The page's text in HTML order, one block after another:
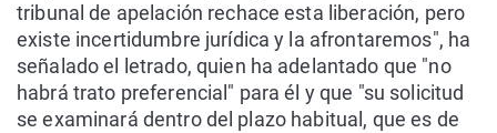
tribunal de apelación rechace esta liberación, pero
existe incertidumbre jurídica y la afrontaremos", ha
señalado el letrado, quien ha adelantado que "no
habrá trato preferencial" para él y que "su solicitud
se examinará dentro del plazo habitual, que es de